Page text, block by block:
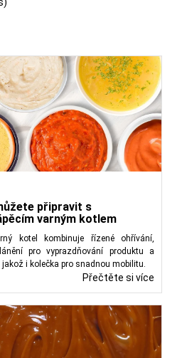
připravit s
varným kotlem
kotel kombinuje řízené ohřívání,
pro vyprazdňování produktu a
i kolečka pro snadnou mobilitu.
Přečtěte si více